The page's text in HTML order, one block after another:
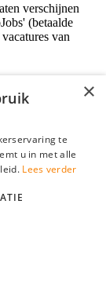
verschijnen
(betaalde
van
×
te
u in met alle
Lees verder